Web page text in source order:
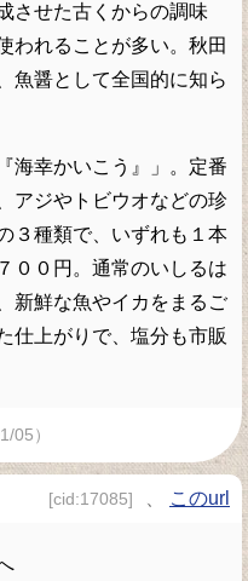
させた古くからの調味
われることが多い。秋田
魚醤として全国的に知ら
海幸かいこう』」。定番
アジやトビウオなどの珍
３種類で、いずれも１本
００円。通常のいしるは
新鮮な魚やイカをまるご
仕上がりで、塩分も市販
05）
[cid:17085] このurl